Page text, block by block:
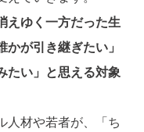
えゆく一方だった生
かが引き継ぎたい」
たい」と思える対象
人材や若者が、「ち